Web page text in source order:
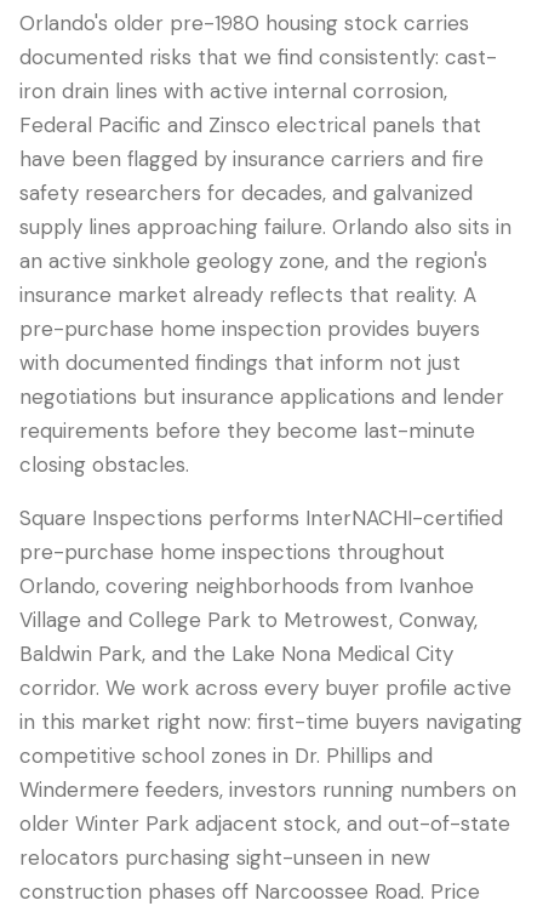
预约检查
Orlando's older pre-1980 housing stock carries
documented risks that we find consistently: cast-
iron drain lines with active internal corrosion,
Federal Pacific and Zinsco electrical panels that
have been flagged by insurance carriers and fire
safety researchers for decades, and galvanized
supply lines approaching failure. Orlando also sits in
an active sinkhole geology zone, and the region's
insurance market already reflects that reality. A
pre-purchase home inspection provides buyers
with documented findings that inform not just
negotiations but insurance applications and lender
requirements before they become last-minute
closing obstacles.
Square Inspections performs InterNACHI-certified
pre-purchase home inspections throughout
Orlando, covering neighborhoods from Ivanhoe
Village and College Park to Metrowest, Conway,
Baldwin Park, and the Lake Nona Medical City
corridor. We work across every buyer profile active
in this market right now: first-time buyers navigating
competitive school zones in Dr. Phillips and
Windermere feeders, investors running numbers on
older Winter Park adjacent stock, and out-of-state
relocators purchasing sight-unseen in new
construction phases off Narcoossee Road. Price